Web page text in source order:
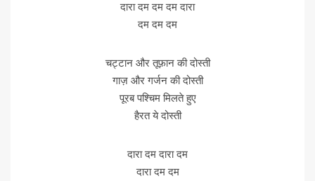
दारा दम दम दम दारा
दम दम दम
चट्टान और तूफ़ान की दोस्ती
गाज़ और गर्जन की दोस्ती
पूरब पश्चिम मिलते हुए
हैरत ये दोस्ती
दारा दम दारा दम
दारा दम दम